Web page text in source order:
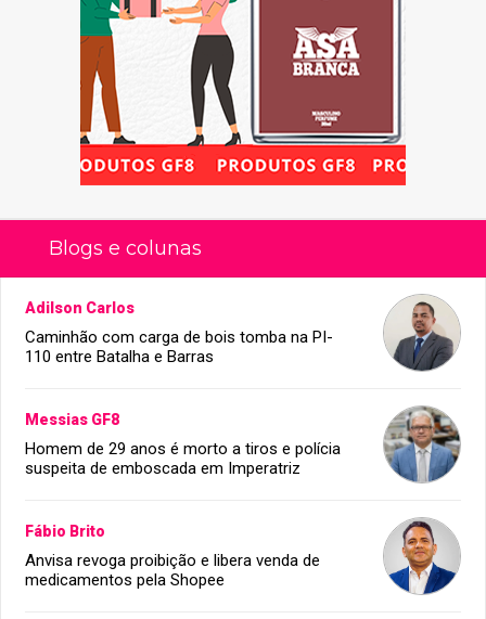
Blogs e colunas
Adilson Carlos
Caminhão com carga de bois tomba na PI-
110 entre Batalha e Barras
Messias GF8
Homem de 29 anos é morto a tiros e polícia
suspeita de emboscada em Imperatriz
Fábio Brito
Anvisa revoga proibição e libera venda de
medicamentos pela Shopee